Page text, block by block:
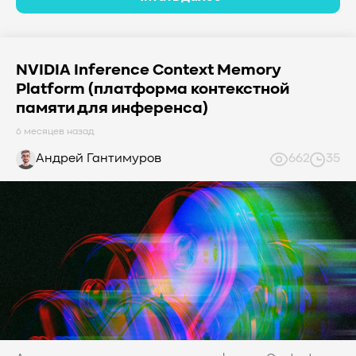
#TCP
#GDS #DIF/DIX #ZeroTrust
#AmongUs
#StorageArchitecture
#DataProcessing
#StorageOffload
#Кибератака
#Риски
#система_мониторинга
#ПО
#data fabric
#Tech Pulse
#Векторные базы данных
#Enterprise AI
#VAST Data
#Hitachi Vantara #SES
#индустрия
#Вычислительные накопители
#Computational Storage
#ML #VDURA
#all-flash
#распределенные файловые системы
#NetApp
#DASE архитектура
#HPC
NVIDIA Inference Context Memory
Platform (платформа контекстной
памяти для инференса)
6 месяцев назад
Андрей Гантимуров 662 35